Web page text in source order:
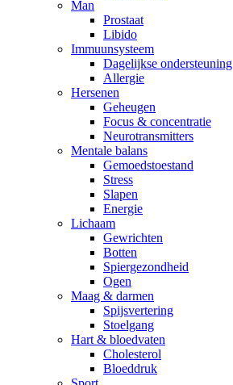
Man
Prostaat
Libido
Immuunsysteem
Dagelijkse ondersteuning
Allergie
Hersenen
Geheugen
Focus & concentratie
Neurotransmitters
Mentale balans
Gemoedstoestand
Stress
Slapen
Energie
Lichaam
Gewrichten
Botten
Spiergezondheid
Ogen
Maag & darmen
Spijsvertering
Stoelgang
Hart & bloedvaten
Cholesterol
Bloeddruk